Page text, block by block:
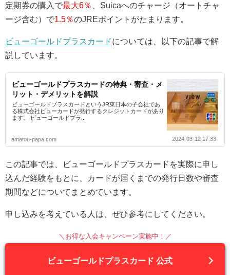
定期券の購入で最大6％
、Suicaへのチャージ（オートチャ
ージ含む）で1.5％のJREポイントがたまります。
ビューゴールドプラスカードについては、以下の記事で解
説しています。
ビューゴールドプラスカードの特典・審査・メ
リット・デメリットを解説
ビューゴールドプラスカードというJR東日本の子会社であ
る株式会社ビューカードが発行するクレジットカードがあり
ます。 ビューゴールドプラ...
amatou-papa.com 2024-03-12 17:33
この記事では、ビューゴールドプラスカードを実際に申し
込んだ経験をもとに、カードが届くまでの発行日数や審査
期間などについてまとめています。
申し込みを考えている人は、ぜひ参考にしてください。
＼お得な入会キャンペーン実施中！／
ビューゴールドプラスカード 公式